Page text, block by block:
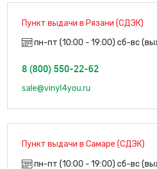
Пункт выдачи в Рязани (СДЭК)
пн-пт (10:00 - 19:00) сб-вс
8 (800) 550-22-62
sale@vinyl4you.ru
Пункт выдачи в Самаре (СДЭК)
пн-пт (10:00 - 19:00) сб-вс